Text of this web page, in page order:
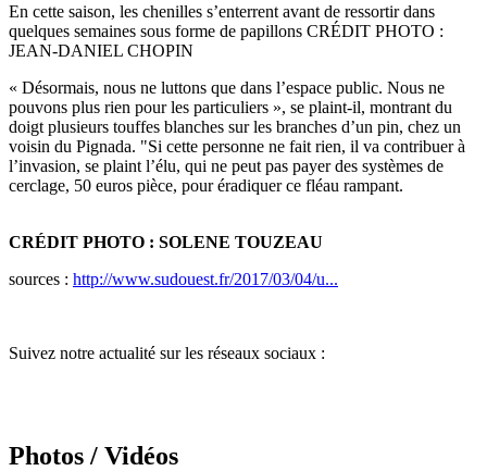
En cette saison, les chenilles s’enterrent avant de ressortir dans
quelques semaines sous forme de papillons CRÉDIT PHOTO :
JEAN-DANIEL CHOPIN
« Désormais, nous ne luttons que dans l’espace public. Nous ne
pouvons plus rien pour les particuliers », se plaint-il, montrant du
doigt plusieurs touffes blanches sur les branches d’un pin, chez un
voisin du Pignada. "Si cette personne ne fait rien, il va contribuer à
l’invasion, se plaint l’élu, qui ne peut pas payer des systèmes de
cerclage, 50 euros pièce, pour éradiquer ce fléau rampant.
CRÉDIT PHOTO : SOLENE TOUZEAU
sources : http://www.sudouest.fr/2017/03/04/u...
Suivez notre actualité sur les réseaux sociaux :
Photos / Vidéos